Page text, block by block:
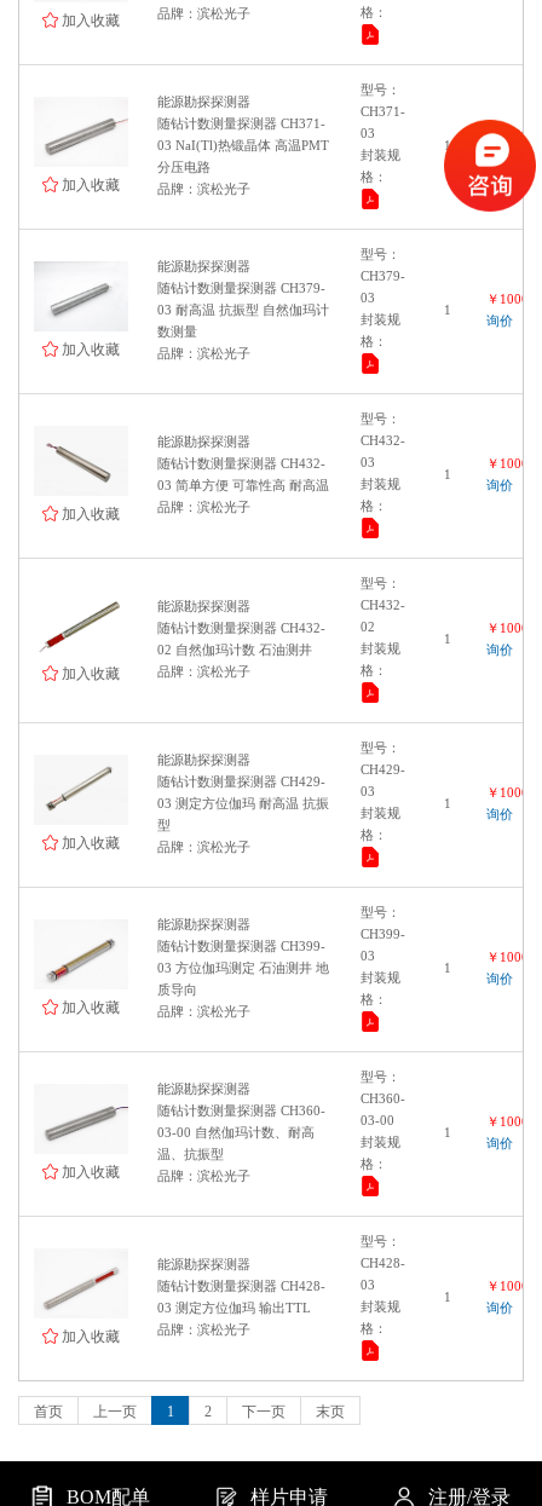
加入收藏
品牌：滨松光子
格：
加入收藏
能源勘探探测器
随钻计数测量探测器 CH371-
03 NaI(Tl)热锻晶体 高温PMT
分压电路
品牌：滨松光子
型号：
CH371-
03
封装规
格：
1
￥
询价
加入收藏
能源勘探探测器
随钻计数测量探测器 CH379-
03 耐高温 抗振型 自然伽玛计
数测量
品牌：滨松光子
型号：
CH379-
03
封装规
格：
1
￥
询价
加入收藏
能源勘探探测器
随钻计数测量探测器 CH432-
03 简单方便 可靠性高 耐高温
品牌：滨松光子
型号：
CH432-
03
封装规
格：
1
￥
询价
加入收藏
能源勘探探测器
随钻计数测量探测器 CH432-
02 自然伽玛计数 石油测井
品牌：滨松光子
型号：
CH432-
02
封装规
格：
1
￥
询价
加入收藏
能源勘探探测器
随钻计数测量探测器 CH429-
03 测定方位伽玛 耐高温 抗振
型
品牌：滨松光子
型号：
CH429-
03
封装规
格：
1
￥
询价
加入收藏
能源勘探探测器
随钻计数测量探测器 CH399-
03 方位伽玛测定 石油测井 地
质导向
品牌：滨松光子
型号：
CH399-
03
封装规
格：
1
￥
询价
加入收藏
能源勘探探测器
随钻计数测量探测器 CH360-
03-00 自然伽玛计数、耐高
温、抗振型
品牌：滨松光子
型号：
CH360-
03-00
封装规
格：
1
￥
询价
加入收藏
能源勘探探测器
随钻计数测量探测器 CH428-
03 测定方位伽玛 输出TTL
品牌：滨松光子
型号：
CH428-
03
封装规
格：
1
￥
询价
首页 上一页 1 2 下一页 末页
BOM配单 样片申请 注册/登录